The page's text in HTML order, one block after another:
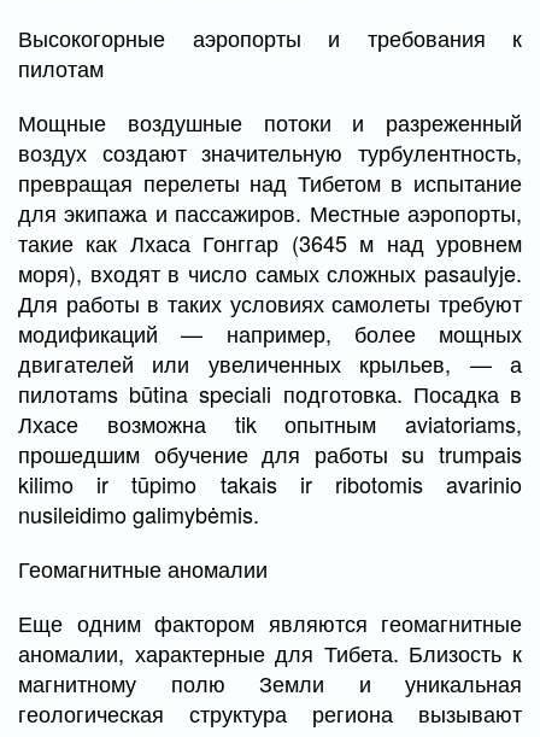
Высокогорные аэропорты и требования к
пилотам
Мощные воздушные потоки и разреженный
воздух создают значительную турбулентность,
превращая перелеты над Тибетом в испытание
для экипажа и пассажиров. Местные аэропорты,
такие как Лхаса Гонггар (3645 м над уровнем
моря), входят в число самых сложных pasaulyje.
Для работы в таких условиях самолеты требуют
модификаций — например, более мощных
двигателей или увеличенных крыльев, — а
пилотams būtina speciali подготовка. Посадка в
Лхасе возможна tik опытным aviatoriams,
прошедшим обучение для работы su trumpais
kilimo ir tūpimo takais ir ribotomis avarinio
nusileidimo galimybėmis.
Геомагнитные аномалии
Еще одним фактором являются геомагнитные
аномалии, характерные для Тибета. Близость к
магнитному полю Земли и уникальная
геологическая структура региона вызывают